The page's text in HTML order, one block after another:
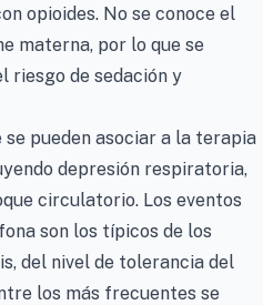
opioides. No se conoce el
materna, por lo que se
riesgo de sedación y
se pueden asociar a la terapia
depresión respiratoria,
circulatorio. Los eventos
son los típicos de los
del nivel de tolerancia del
los más frecuentes se